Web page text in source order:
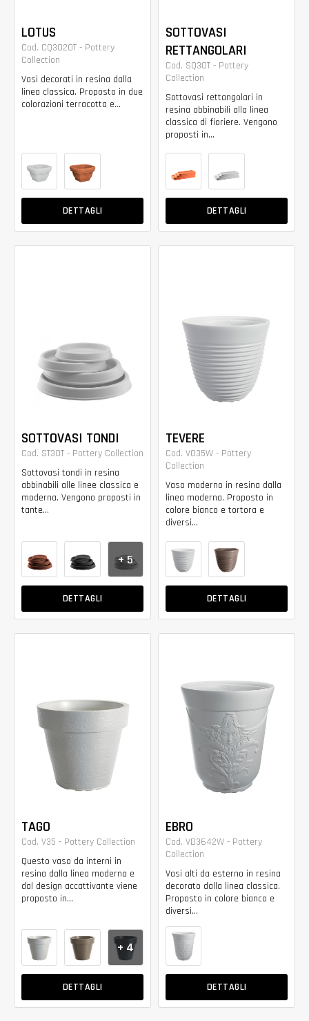
LOTUS
Cod. CQ3020T - Pottery
Collection
Vasi decorati in resina dalla
linea classica. Proposto in due
colorazioni terracotta e...
DETTAGLI
SOTTOVASI
RETTANGOLARI
Cod. SQ30T - Pottery
Collection
Sottovasi rettangolari in
resina abbinabili alla linea
classica di fioriere. Vengono
proposti in...
DETTAGLI
SOTTOVASI TONDI
Cod. ST30T - Pottery Collection
Sottovasi tondi in resina
abbinabili alle linee classica e
moderna. Vengono proposti in
tante...
DETTAGLI
+ 5
TEVERE
Cod. VO35W - Pottery
Collection
Vaso moderno in resina dalla
linea moderna. Proposto in
colore bianco e tortora e
diversi...
DETTAGLI
TAGO
Cod. V35 - Pottery Collection
Questo vaso da interni in
resina dalla linea moderna e
dal design accattivante viene
proposto in...
DETTAGLI
+ 4
EBRO
Cod. VD3642W - Pottery
Collection
Vasi alti da esterno in resina
decorato dalla linea classica.
Proposto in colore bianco e
diversi...
DETTAGLI